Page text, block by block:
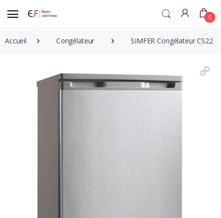
0
Accueil Congélateur SIMFER Congélateur